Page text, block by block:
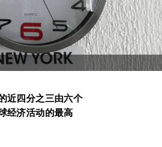
近四分之三由六个
经济活动的最高